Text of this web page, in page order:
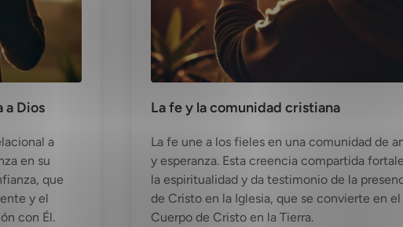
a Dios
a
en su
que
y el
con Él.
La fe y la comunidad cristiana
La fe une a los fieles en una comunidad de
y esperanza. Esta creencia compartida
la espiritualidad y da testimonio de la
de Cristo en la Iglesia, que se convierte en el
Cuerpo de Cristo en la Tierra.